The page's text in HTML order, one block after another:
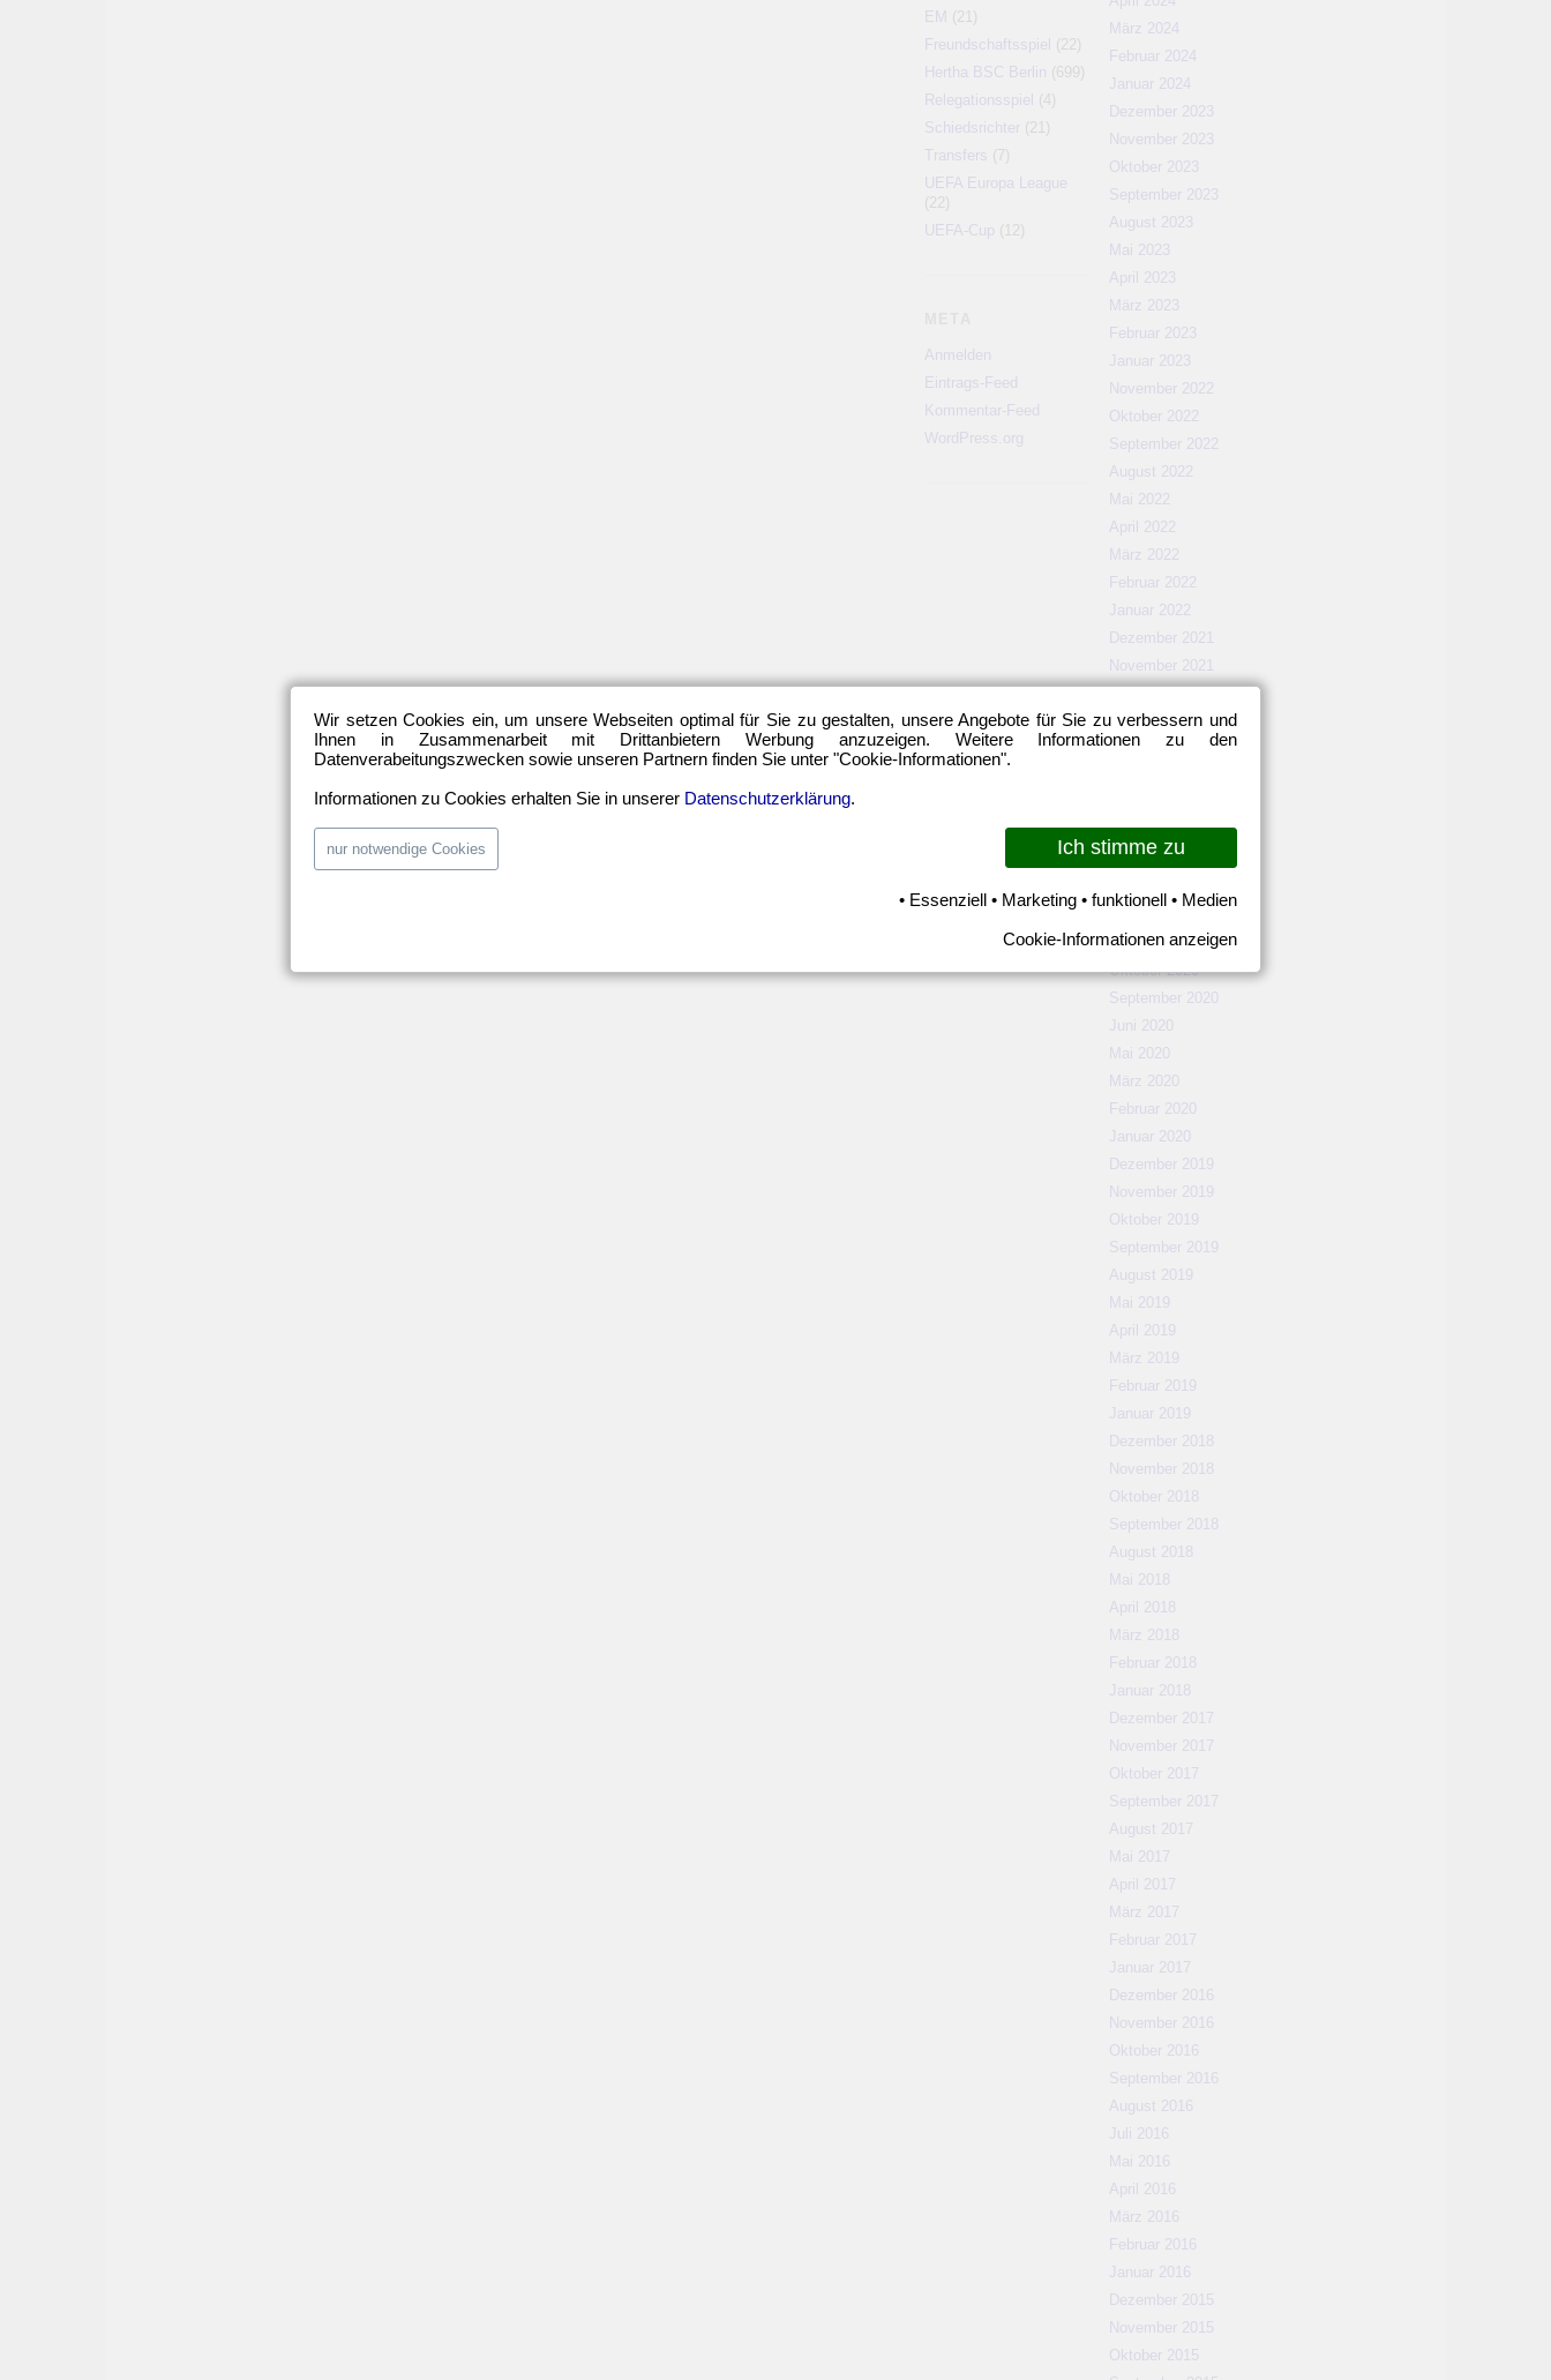
EM
(21)
Freundschaftsspiel
(22)
Hertha BSC Berlin
(699)
Relegationsspiel
(4)
Schiedsrichter(21)
Transfers (7)
UEFA Europa League
(22)
UEFA-Cup
(12)
Anmelden
Eintrags-Feed
Kommentar-Feed
WordPress.org
März 2024
Februar 2024
Januar 2024
Dezember 2023
November 2023
Oktober 2023
September 2023
August 2023
Mai 2023
April 2023
März 2023
Februar 2023
Januar 2023
November 2022
Oktober 2022
September 2022
August 2022
Mai 2022
April 2022
März 2022
Februar 2022
Januar 2022
Dezember 2021
November 2021
September 2021
August 2021
März 2021
Februar 2021
November 2020
Oktober 2020
September 2020
Juni 2020
Mai 2020
März 2020
Februar 2020
Januar 2020
Dezember 2019
November 2019
Oktober 2019
September 2019
August 2019
Mai 2019
April 2019
März 2019
Februar 2019
Januar 2019
Dezember 2018
November 2018
Oktober 2018
September 2018
August 2018
Mai 2018
April 2018
März 2018
Februar 2018
Januar 2018
Dezember 2017
November 2017
Oktober 2017
September 2017
August 2017
Mai 2017
April 2017
März 2017
Februar 2017
Januar 2017
Dezember 2016
November 2016
Oktober 2016
September 2016
August 2016
Juli 2016
Mai 2016
April 2016
März 2016
Februar 2016
Januar 2016
Dezember 2015
November 2015
Oktober 2015
Wir setzen Cookies ein, um unsere Webseiten optimal für Sie zu gestalten, unsere Angebote für Sie zu verbessern und
Ihnen in Zusammenarbeit mit Drittanbietern Werbung anzuzeigen. Weitere Informationen zu den
Datenverabeitungszwecken sowie unseren Partnern finden Sie unter "Cookie-Informationen".
Informationen zu Cookies erhalten Sie in unserer Datenschutzerklärung.
nur notwendige Cookies Ich stimme zu
• Essenziell • Marketing • funktionell • Medien
Cookie-Informationen anzeigen